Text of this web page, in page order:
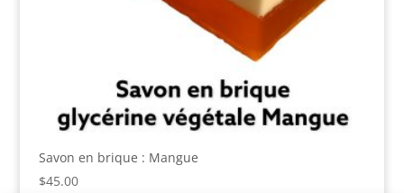
Savon en brique : Mangue
$45.00